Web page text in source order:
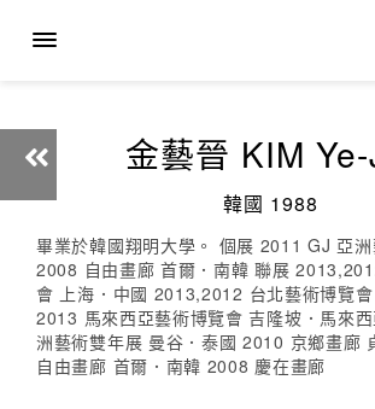
金藝晉 KIM
韓國 1988
畢業於韓國翔明大學。 個展 2011 GJ 亞
2008 自由畫廊 首爾．南韓 聯展
會 上海．中國 2013,2012 台北藝術博覽
2013 馬來西亞藝術博覽會 吉隆坡．馬來
洲藝術雙年展 曼谷．泰國 2010 京鄉畫廊
自由畫廊 首爾．南韓 2008 慶在畫廊